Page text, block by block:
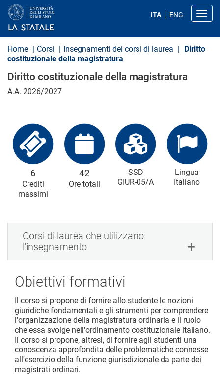
a
ITA ENG
Home Corsi Insegnamenti dei corsi di laurea
Diritto
costituzionale della magistratura
Diritto costituzionale della magistratura
A.A. 2026/2027
6
Crediti
massimi
42
Ore totali
SSD
GIUR-05/A
Lingua
Italiano
Corsi di laurea che utilizzano
l'insegnamento
Obiettivi formativi
Il corso si propone di fornire allo studente le nozioni
giuridiche fondamentali e gli strumenti per comprendere
l'organizzazione della magistratura ordinaria e il ruolo
che essa svolge nell'ordinamento costituzionale italiano.
Il corso si propone, altresì, di fornire agli studenti una
conoscenza approfondita delle problematiche connesse
all'esercizio della funzione giurisdizionale da parte dei
magistrati ordinari.